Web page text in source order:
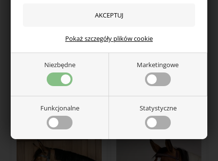
Niezbędne Marketingowe
Funkcjonalne Statystyczne
Pokaż szczegóły plików cookie
DYON
Dy'on napierśnik Bridge
Working Collection
W magazynie — wysyłka od ręki
DYON
Dy'on Napierśnik z
elastycznymi wstawkami
New English Collection
343,00zł
W magazynie — wysyłka od ręki